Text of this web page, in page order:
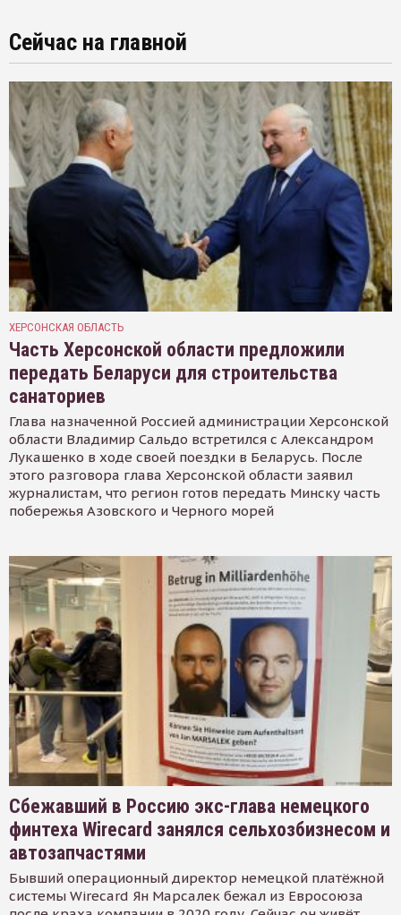
Сейчас на главной
ХЕРСОНСКАЯ ОБЛАСТЬ
Часть Херсонской области предложили
передать Беларуси для строительства
санаториев
Глава назначенной Россией администрации Херсонской
области Владимир Сальдо встретился с Александром
Лукашенко в ходе своей поездки в Беларусь. После
этого разговора глава Херсонской области заявил
журналистам, что регион готов передать Минску часть
побережья Азовского и Черного морей
Сбежавший в Россию экс-глава немецкого
финтеха Wirecard занялся сельхозбизнесом и
автозапчастями
Бывший операционный директор немецкой платёжной
системы Wirecard Ян Марсалек бежал из Евросоюза